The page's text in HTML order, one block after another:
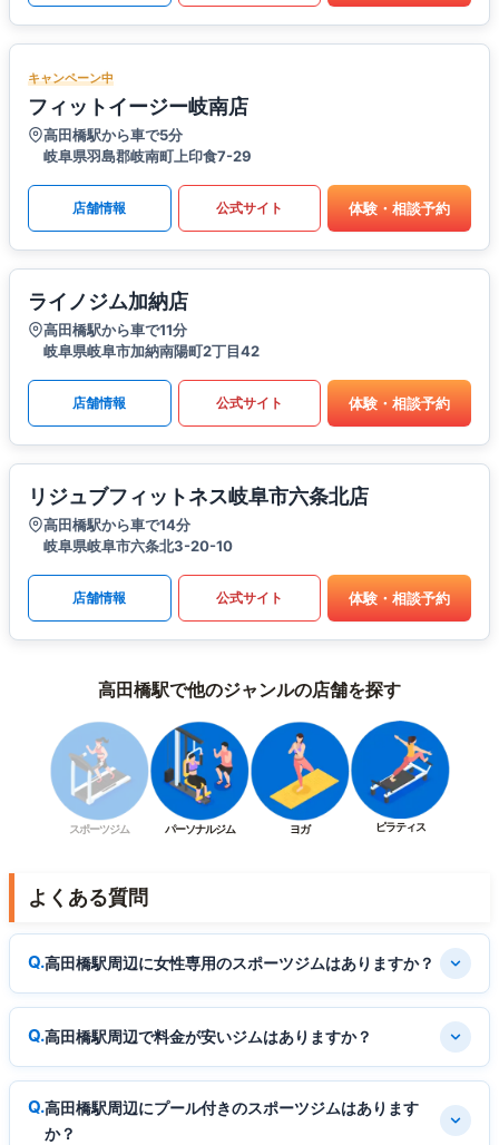
キャンペーン中
フィットイージー岐南店
高田橋駅から車で5分
岐阜県羽島郡岐南町上印食7-29
店舗情報 公式サイト 体験・相談予約
ライノジム加納店
高田橋駅から車で11分
岐阜県岐阜市加納南陽町2丁目42
店舗情報 公式サイト 体験・相談予約
リジュブフィットネス岐阜市六条北店
高田橋駅から車で14分
岐阜県岐阜市六条北3-20-10
店舗情報 公式サイト 体験・相談予約
高田橋駅で他のジャンルの店舗を探す
スポーツジム パーソナルジム ヨガ ピラティス
よくある質問
高田橋駅周辺に女性専用のスポーツジムはありますか？
高田橋駅周辺で料金が安いジムはありますか？
高田橋駅周辺にプール付きのスポーツジムはあります
か？